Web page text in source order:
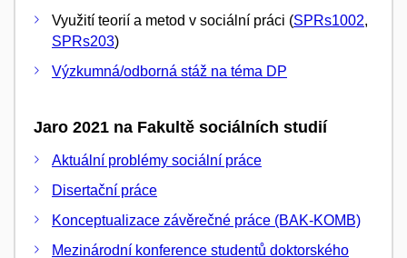
Využití teorií a metod v sociální práci (SPRs1002,
SPRs203)
Výzkumná/odborná stáž na téma DP
Jaro 2021 na Fakultě sociálních studií
Aktuální problémy sociální práce
Disertační práce
Konceptualizace závěrečné práce (BAK-KOMB)
Mezinárodní konference studentů doktorského